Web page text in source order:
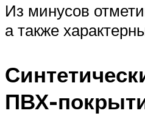
Из минусов
а также
ПВХ-